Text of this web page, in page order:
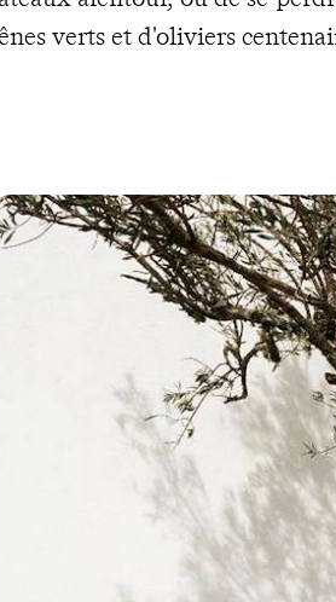
verts et d'oliviers